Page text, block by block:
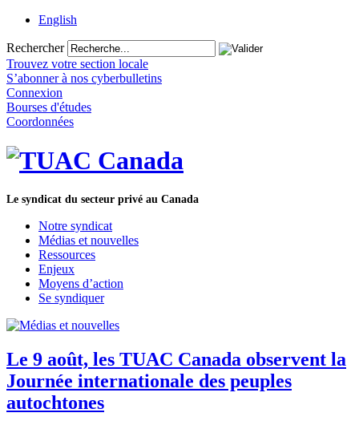
English
Rechercher
Trouvez votre section locale
S’abonner à nos cyberbulletins
Connexion
Bourses d'études
Coordonnées
Le syndicat du secteur privé au Canada
Notre syndicat
Médias et nouvelles
Ressources
Enjeux
Moyens d’action
Se syndiquer
Le 9 août, les TUAC Canada observent la
Journée internationale des peuples
autochtones